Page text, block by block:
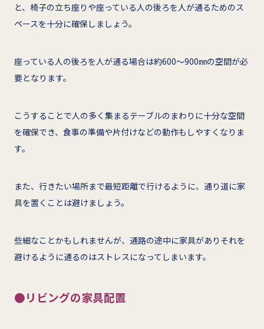
と、椅子の立ち座りや座っている人の後ろを人が通るためのス
ペースを十分に確保しましょう。
座っている人の後ろを人が通る場合は約600～900㎜の空間が必
要となります。
こうすることで人の多く集まるテーブルのまわりに十分な空間
を確保でき、食事の準備や片付けなどの動作もしやすくなりま
す。
また、行きたい場所まで最短距離で行けるように、通り道に家
具を置くことは避けましょう。
些細なことかもしれませんが、通路の途中に家具がありそれを
避けるように通るのはストレスになってしまいます。
●リビングの家具配置